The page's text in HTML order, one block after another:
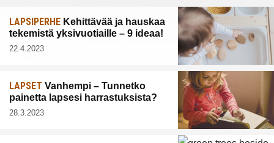
LAPSIPERHE Kehittävää ja hauskaa
tekemistä yksivuotiaille – 9 ideaa!
22.4.2023
LAPSET Vanhempi – Tunnetko
painetta lapsesi harrastuksista?
28.3.2023